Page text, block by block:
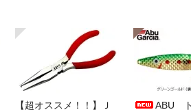
【超オススメ！！】Ｊ
ABU